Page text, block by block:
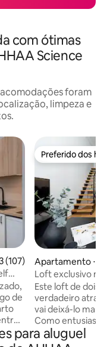
com ótimas
Science
foram
limpeza e
uma avaliação média de
(107)
de
ou
Preferido dos
Preferido dos
Apartamento ⋅
Loft exclusivo na
academia, café e
Este loft de dois
verdadeiro
vai deixá-lo
Como entusiasta
você pode se
favoritos da
para aluguel